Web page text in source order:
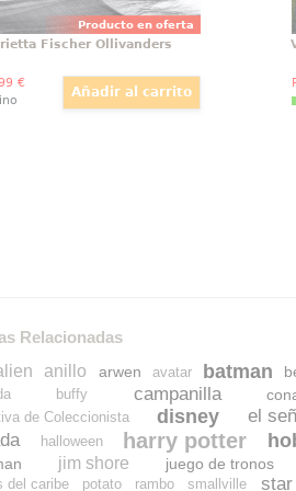
Producto en oferta
Fischer Ollivanders
€
Relacionadas
anillo arwen avatar batman
buffy campanilla
de Coleccionista
disney el
halloween harry potter
jim shore juego de tronos
del caribe
potato rambo smallville